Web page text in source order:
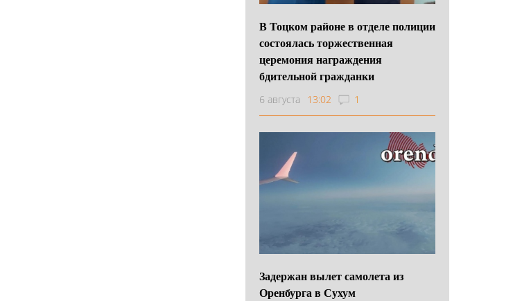
В Тоцком районе в отделе полиции
состоялась торжественная
церемония награждения
бдительной гражданки
6 августа 13:02 1
Задержан вылет самолета из
Оренбурга в Сухум